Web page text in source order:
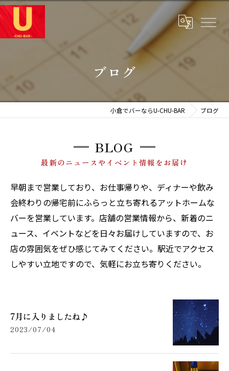
ブログ
小倉でバーならU-CHU-BAR ブログ
BLOG
最新のニュースやイベント情報をお届け
早朝まで営業しており、お仕事帰りや、ディナーや飲み
会終わりの帰宅前にふらっと立ち寄れるアットホームな
バーを営業しています。店舗の営業情報から、新着のニ
ュース、イベントなどを日々お届けしていますので、お
店の雰囲気をぜひ感じてみてください。駅近でアクセス
しやすい立地ですので、気軽にお立ち寄りください。
7月に入りましたね♪
2023/07/04